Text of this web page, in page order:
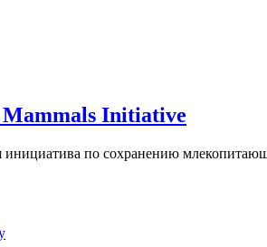
Initiative
инициатива по сохранению